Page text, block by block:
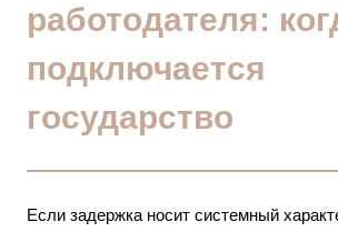
работодателя:
подключается
государство
Если задержка носит системный